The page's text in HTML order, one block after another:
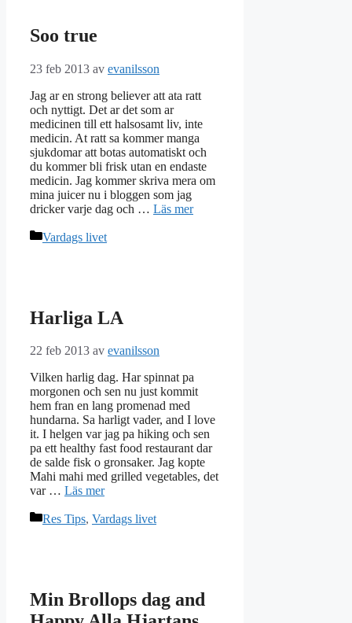
Soo true
23 feb 2013 av evanilsson
Jag ar en strong believer att ata ratt
och nyttigt. Det ar det som ar
medicinen till ett halsosamt liv, inte
medicin. At ratt sa kommer manga
sjukdomar att botas automatiskt och
du kommer bli frisk utan en endaste
medicin. Jag kommer skriva mera om
mina juicer nu i bloggen som jag
dricker varje dag och … Läs mer
Kategorier
Vardags livet
Harliga LA
22 feb 2013 av evanilsson
Vilken harlig dag. Har spinnat pa
morgonen och sen nu just kommit
hem fran en lang promenad med
hundarna. Sa harligt vader, and I love
it. I helgen var jag pa hiking och sen
pa ett healthy fast food restaurant dar
de salde fisk o gronsaker. Jag kopte
Mahi mahi med grilled vegetables, det
var … Läs mer
Kategorier
Res Tips, Vardags livet
Min Brollops dag and